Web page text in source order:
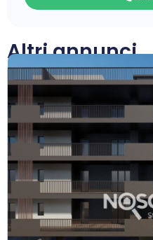
Altri annunci